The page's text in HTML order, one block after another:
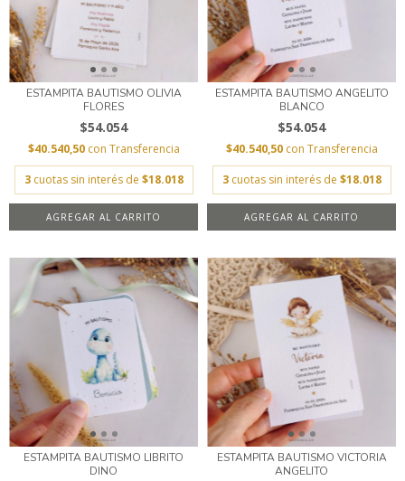
ESTAMPITA BAUTISMO OLIVIA
FLORES
$54.054
$40.540,50 con Transferencia
3 cuotas sin interés de $18.018
AGREGAR AL CARRITO
ESTAMPITA BAUTISMO ANGELITO
BLANCO
$54.054
$40.540,50 con Transferencia
3 cuotas sin interés de $18.018
AGREGAR AL CARRITO
ESTAMPITA BAUTISMO LIBRITO
DINO
ESTAMPITA BAUTISMO VICTORIA
ANGELITO